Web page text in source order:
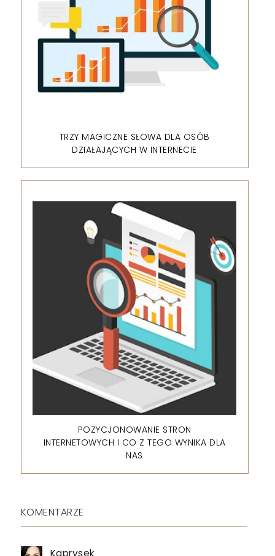
TRZY MAGICZNE SŁOWA DLA OSÓB
DZIAŁAJĄCYCH W INTERNECIE
POZYCJONOWANIE STRON
INTERNETOWYCH I CO Z TEGO WYNIKA DLA
NAS
KOMENTARZE